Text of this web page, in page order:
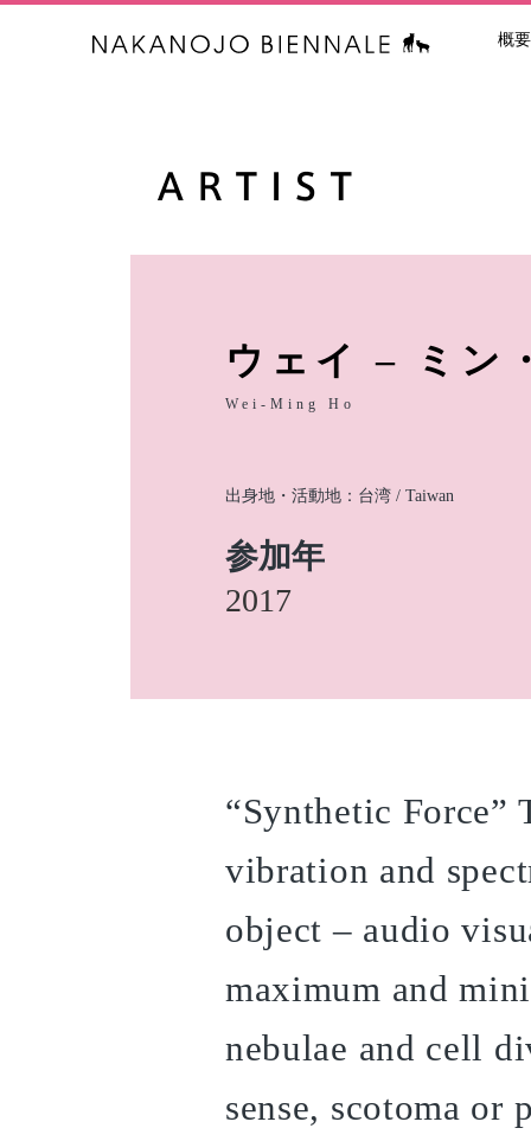
中之条ビエ
概要
ウェイ ‒ ミン
Wei-Ming Ho
出身地・活動地：台湾 / Taiwan
参加年
2017
“Synthetic Force”
vibration and
object – audio
maximum and
nebulae and cell
sense, scotoma or